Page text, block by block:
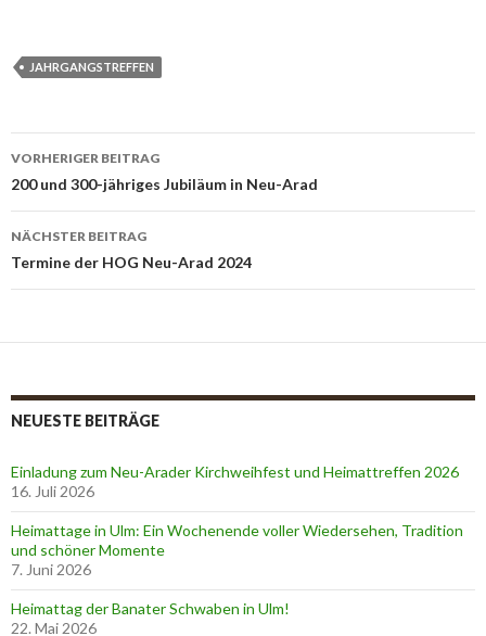
JAHRGANGSTREFFEN
Beitrags-
Navigation
VORHERIGER BEITRAG
200 und 300-jähriges Jubiläum in Neu-Arad
NÄCHSTER BEITRAG
Termine der HOG Neu-Arad 2024
NEUESTE BEITRÄGE
Einladung zum Neu-Arader Kirchweihfest und Heimattreffen 2026
16. Juli 2026
Heimattage in Ulm: Ein Wochenende voller Wiedersehen, Tradition
und schöner Momente
7. Juni 2026
Heimattag der Banater Schwaben in Ulm!
22. Mai 2026